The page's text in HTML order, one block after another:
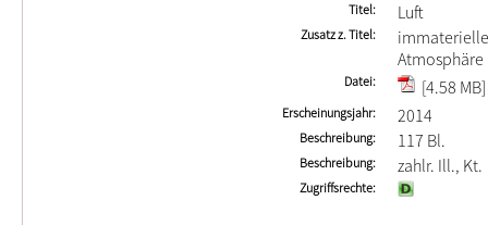
Titel Luft
Zusatz z. Titel
Atmosphäre
Datei [4.58 MB]
Erscheinungsjahr 2014
Beschreibung 117 Bl.
Beschreibung zahlr. Ill., Kt.
Zugriffsrechte